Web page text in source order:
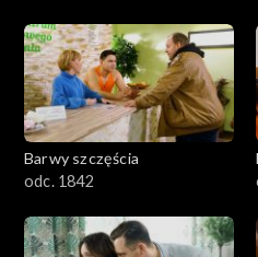
Barwy szczęścia
odc. 1842